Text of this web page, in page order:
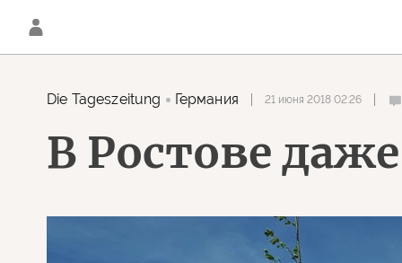
Die Tageszeitung Германия 21 июня 2018 02:26
В Ростове